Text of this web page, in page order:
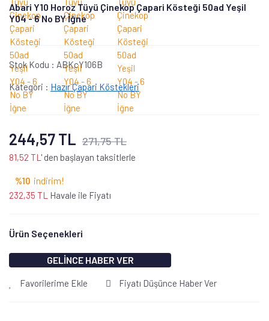
Abari Y10 Horoz Tüyü Çinekop Çapari Kösteği 50ad Yeşil
Y04 - 6 No BY İğne
Stok Kodu : ABKcY106B
Kategori : Hazır Çapari Köstekleri
244,57 TL 271,75 TL
81,52 TL ' den başlayan taksitlerle
%10 indirim!
232,35 TL
Havale ile Fiyatı
Ürün Seçenekleri
GELİNCE HABER VER
Favorilerime Ekle Fiyatı Düşünce Haber Ver